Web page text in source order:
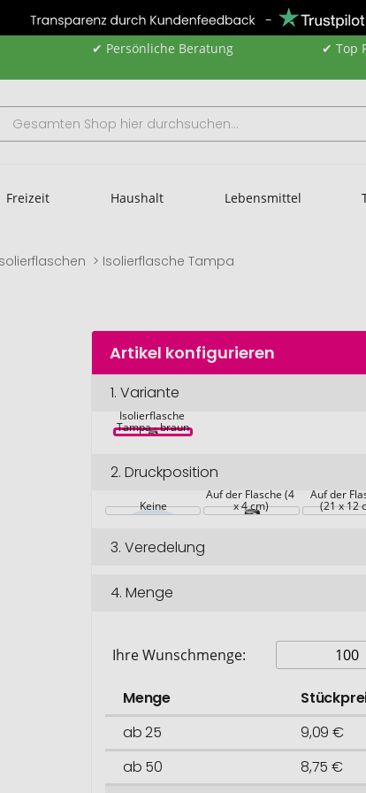
✔ Persönliche Beratung ✔ Top
Freizeit Haushalt Lebensmittel
Isolierflasche Tampa
Artikel konfigurieren
1.Variante
Isolierflasche
Tampa - braun
2.Druckposition
Keine
Auf der Flasche (4
x 4 cm)
Auf der
(21 x 12
3.Veredelung
4.Menge
Ihre Wunschmenge:
Menge
ab 25
9,09 €
ab 50
8,75 €